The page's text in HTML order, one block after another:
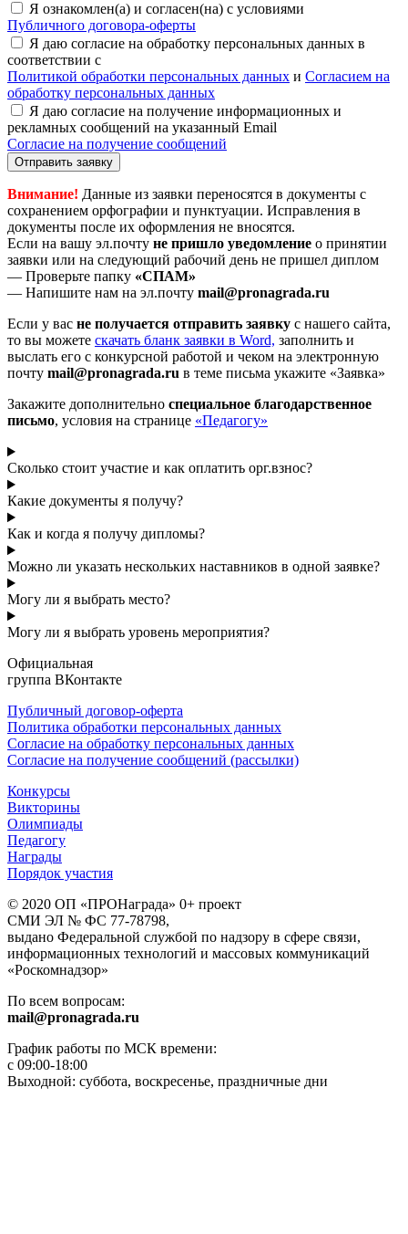
Я ознакомлен(а) и согласен(на) с условиями
Публичного договора-оферты
Я даю согласие на обработку персональных данных в
соответствии с
Политикой обработки персональных данных и Согласием на
обработку персональных данных
Я даю согласие на получение информационных и
рекламных сообщений на указанный Email
Согласие на получение сообщений
Отправить заявку
Внимание! Данные из заявки переносятся в документы с
сохранением орфографии и пунктуации. Исправления в
документы после их оформления не вносятся.
Если на вашу эл.почту не пришло уведомление о принятии
заявки или на следующий рабочий день не пришел диплом
— Проверьте папку «СПАМ»
— Напишите нам на эл.почту mail@pronagrada.ru
Если у вас не получается отправить заявку с нашего сайта,
то вы можете cкачать бланк заявки в Word, заполнить и
выслать его с конкурсной работой и чеком на электронную
почту mail@pronagrada.ru в теме письма укажите «Заявка»
Закажите дополнительно специальное благодарственное
письмо, условия на странице «Педагогу»
Сколько стоит участие и как оплатить орг.взнос?
Какие документы я получу?
Как и когда я получу дипломы?
Можно ли указать нескольких наставников в одной заявке?
Могу ли я выбрать место?
Могу ли я выбрать уровень мероприятия?
Официальная
группа ВКонтакте
Публичный договор-оферта
Политика обработки персональных данных
Согласие на обработку персональных данных
Согласие на получение сообщений (рассылки)
Конкурсы
Викторины
Олимпиады
Педагогу
Награды
Порядок участия
© 2020 ОП «ПРОНаграда» 0+ проект
СМИ ЭЛ № ФС 77-78798,
выдано Федеральной службой по надзору в сфере связи,
информационных технологий и массовых коммуникаций
«Роскомнадзор»
По всем вопросам:
mail@pronagrada.ru
График работы по МСК времени:
с 09:00-18:00
Выходной: суббота, воскресенье, праздничные дни